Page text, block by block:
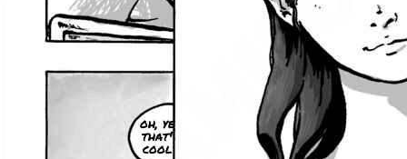
oh, ye
that'
cool